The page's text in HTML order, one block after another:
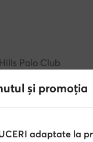
Polo Club
și promoția
adaptate la